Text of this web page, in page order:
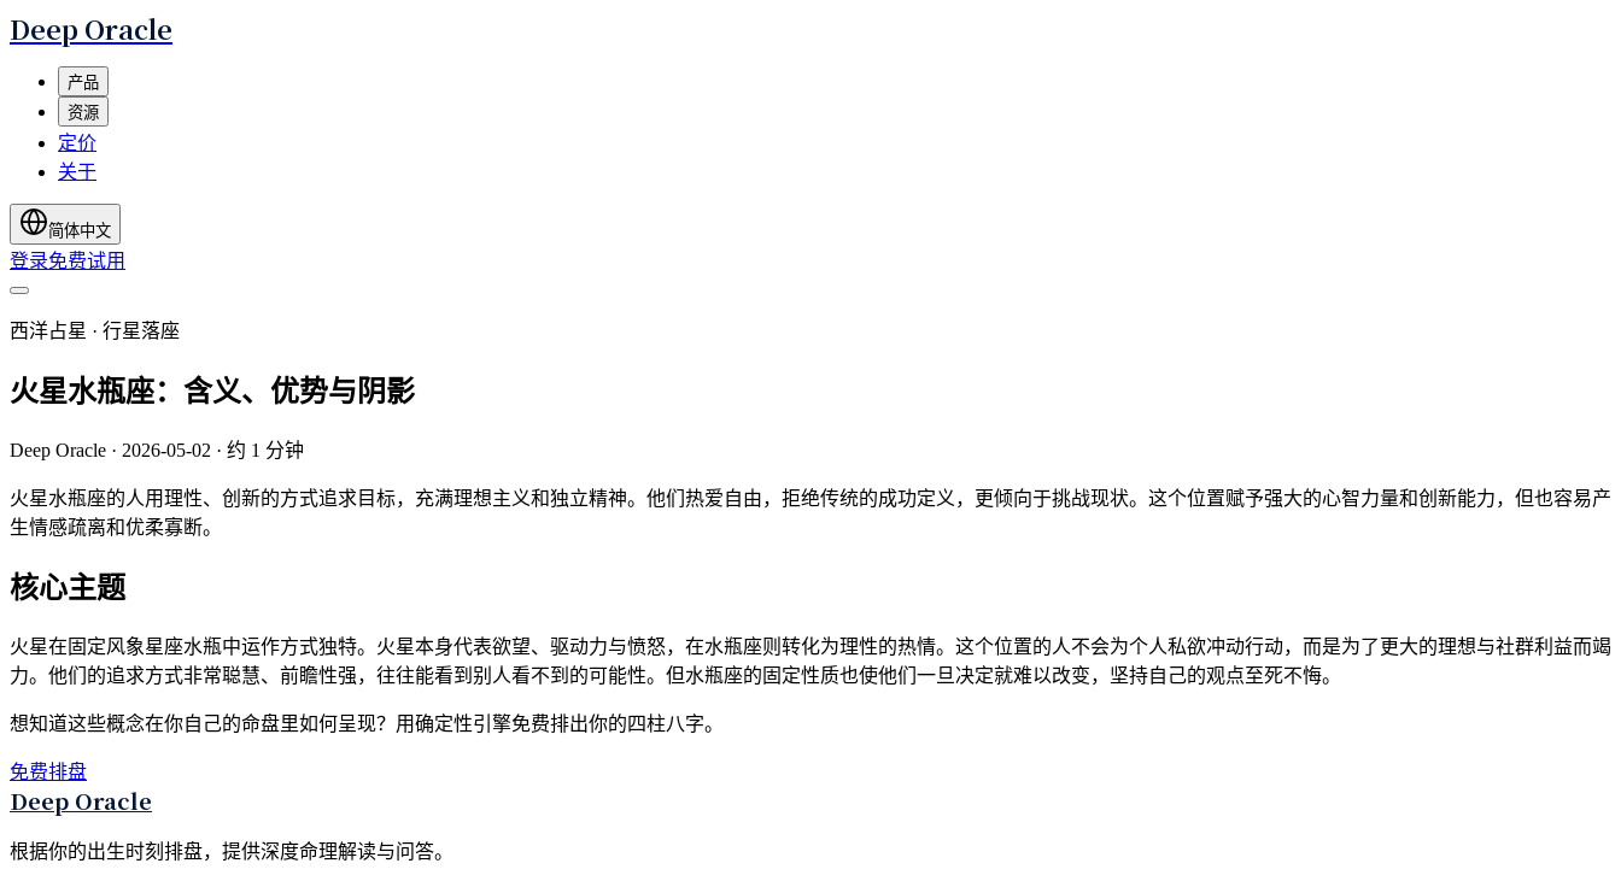
Deep Oracle
产品
资源
定价
关于
简体中文
登录免费试用
西洋占星 · 行星落座
火星水瓶座：含义、优势与阴影
Deep Oracle · 2026-05-02 · 约 1 分钟
火星水瓶座的人用理性、创新的方式追求目标，充满理想主义和独立精神。他们热爱自由，拒绝传统的成功定义，更倾向于挑战现状。这个位置赋予强大的心智力量和创新能力，但也容易产
生情感疏离和优柔寡断。
核心主题
火星在固定风象星座水瓶中运作方式独特。火星本身代表欲望、驱动力与愤怒，在水瓶座则转化为理性的热情。这个位置的人不会为个人私欲冲动行动，而是为了更大的理想与社群利益而竭
力。他们的追求方式非常聪慧、前瞻性强，往往能看到别人看不到的可能性。但水瓶座的固定性质也使他们一旦决定就难以改变，坚持自己的观点至死不悔。
想知道这些概念在你自己的命盘里如何呈现？用确定性引擎免费排出你的四柱八字。
免费排盘
Deep Oracle
根据你的出生时刻排盘，提供深度命理解读与问答。